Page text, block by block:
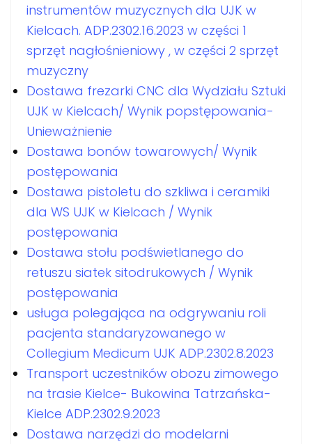
instrumentów muzycznych dla UJK w
Kielcach. ADP.2302.16.2023 w części 1
sprzęt nagłośnieniowy , w części 2 sprzęt
muzyczny
Dostawa frezarki CNC dla Wydziału Sztuki
UJK w Kielcach/ Wynik popstępowania-
Unieważnienie
Dostawa bonów towarowych/ Wynik
postępowania
Dostawa pistoletu do szkliwa i ceramiki
dla WS UJK w Kielcach / Wynik
postępowania
Dostawa stołu podświetlanego do
retuszu siatek sitodrukowych / Wynik
postępowania
usługa polegająca na odgrywaniu roli
pacjenta standaryzowanego w
Collegium Medicum UJK ADP.2302.8.2023
Transport uczestników obozu zimowego
na trasie Kielce- Bukowina Tatrzańska-
Kielce ADP.2302.9.2023
Dostawa narzędzi do modelarni